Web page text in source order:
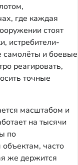
где каждая
стоят
истребители-
и боевые
реагировать,
точные
масштабом и
на тысячи
по
часто
же держится